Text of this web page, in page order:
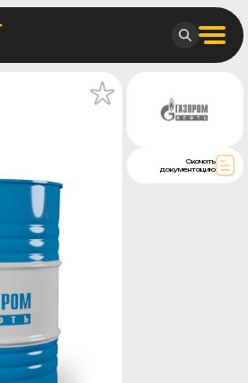
Скачать
документацию